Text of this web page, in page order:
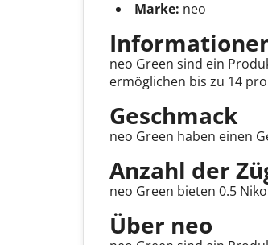
Marke: neo
neo Green sind ein
ermöglichen bis zu 14
Geschmack
neo Green haben einen
Anzahl der
neo Green bieten 0.5
Über neo